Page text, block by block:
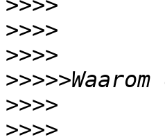
>>>>
>>>>
>>>>
>>>>>
>>>>
>>>>